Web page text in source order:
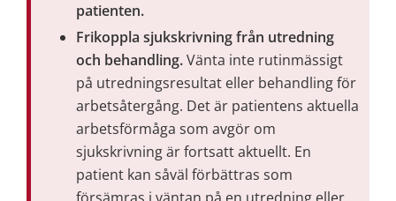
patienten.
Frikoppla sjukskrivning från utredning
och behandling. Vänta inte rutinmässigt
på utredningsresultat eller behandling för
arbetsåtergång. Det är patientens aktuella
arbetsförmåga som avgör om
sjukskrivning är fortsatt aktuellt. En
patient kan såväl förbättras som